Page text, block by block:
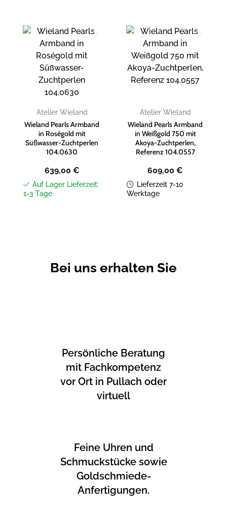
Zur
Wunschliste
hinzufügen
Atelier Wieland
Wieland Pearls Armband
in Roségold mit
Süßwasser-Zuchtperlen
104.0630
639,00 €
Auf Lager Lieferzeit:
1-3 Tage
Wunschliste
hinzufügen
Atelier Wieland
Wieland Pearls Armband
in Weißgold 750 mit
Akoya-Zuchtperlen,
Referenz 104.0557
609,00 €
Lieferzeit 7-10
Werktage
Bei uns erhalten Sie
Persönliche Beratung
mit Fachkompetenz
vor Ort in Pullach oder
virtuell
Feine Uhren und
Schmuckstücke sowie
Goldschmiede-
Anfertigungen.